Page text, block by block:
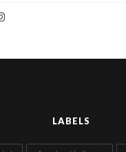
LABELS